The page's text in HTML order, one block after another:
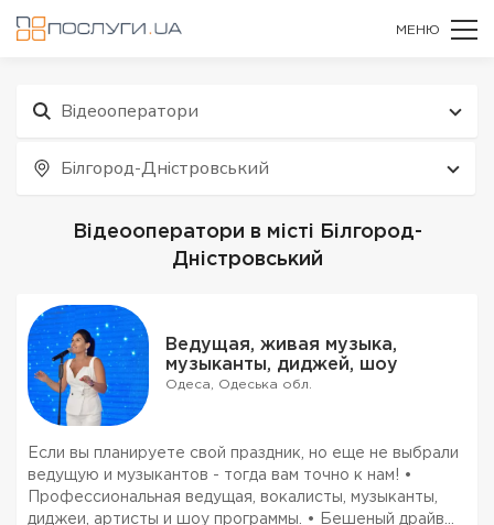
МЕНЮ
Відеооператори
Білгород-Дністровський
Відеооператори в місті Білгород-
Дністровський
Ведущая, живая музыка,
музыканты, диджей, шоу
Одеса, Одеська обл.
Если вы планируете свой праздник, но еще не выбрали
ведущую и музыкантов - тогда вам точно к нам! •
Профессиональная ведущая, вокалисты, музыканты,
диджеи, артисты и шоу программы. • Бешеный драйв